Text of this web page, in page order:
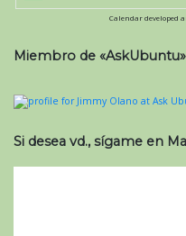
Calendar developed
Miembro de «AskUbuntu»
Si desea vd., sígame en